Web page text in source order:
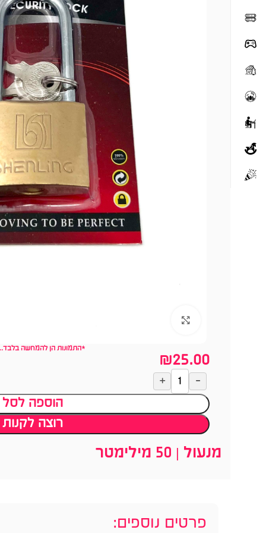
*התמונות הן להמחשה
₪25.00
הוספה לסל
רוצה לקנות
מנעול | 50 מילימטר
פרטים נוספים: